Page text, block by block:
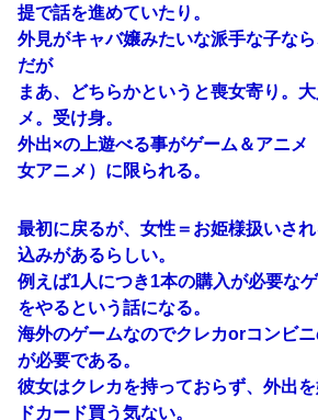
提で話を進めていたり。
外見がキャバ嬢みたいな派手な子な
だが
まあ、どちらかというと喪女寄り。
メ。受け身。
外出×の上遊べる事がゲーム＆アニメ
女アニメ）に限られる。
最初に戻るが、女性＝お姫様扱いさ
込みがあるらしい。
例えば1人につき1本の購入が必要な
をやるという話になる。
海外のゲームなのでクレカorコンビ
が必要である。
彼女はクレカを持っておらず、外出
ドカード買う気ない。